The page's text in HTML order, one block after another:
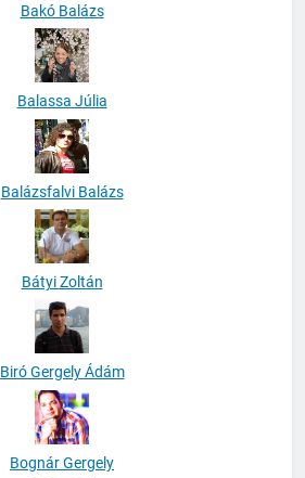
Bakó Balázs
Balassa Júlia
Balázsfalvi Balázs
Bátyi Zoltán
Biró Gergely Ádám
Bognár Gergely